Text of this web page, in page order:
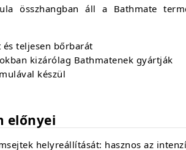
összhangban áll a Bathmate
teljesen bőrbarát
kizárólag Bathmatenek gyártják
készül
előnyei
helyreállítását: hasznos az